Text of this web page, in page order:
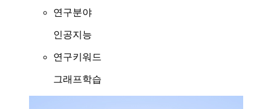
연구분야
인공지능
연구키워드
그래프학습